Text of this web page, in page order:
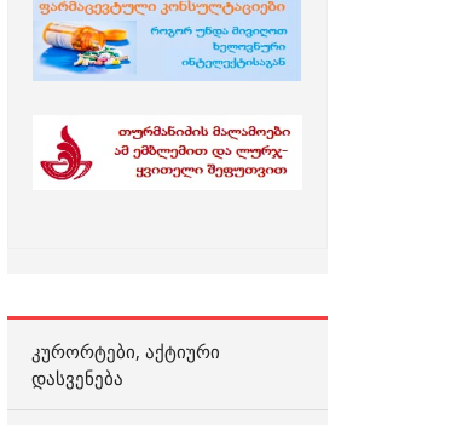
ᲙᲣᲠᲝᲠᲢᲔᲑᲘ, ᲐᲥᲢᲘᲣᲠᲘ
ᲓᲐᲡᲕᲔᲜᲔᲑᲐ